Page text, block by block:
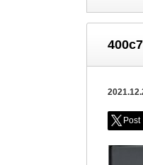
Post